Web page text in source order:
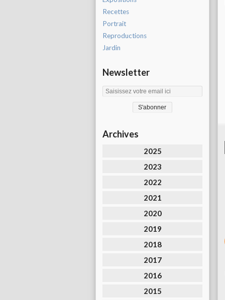
Recettes
Portrait
Reproductions
Jardin
Newsletter
Archives
2025
2023
2022
2021
2020
2019
2018
2017
2016
2015